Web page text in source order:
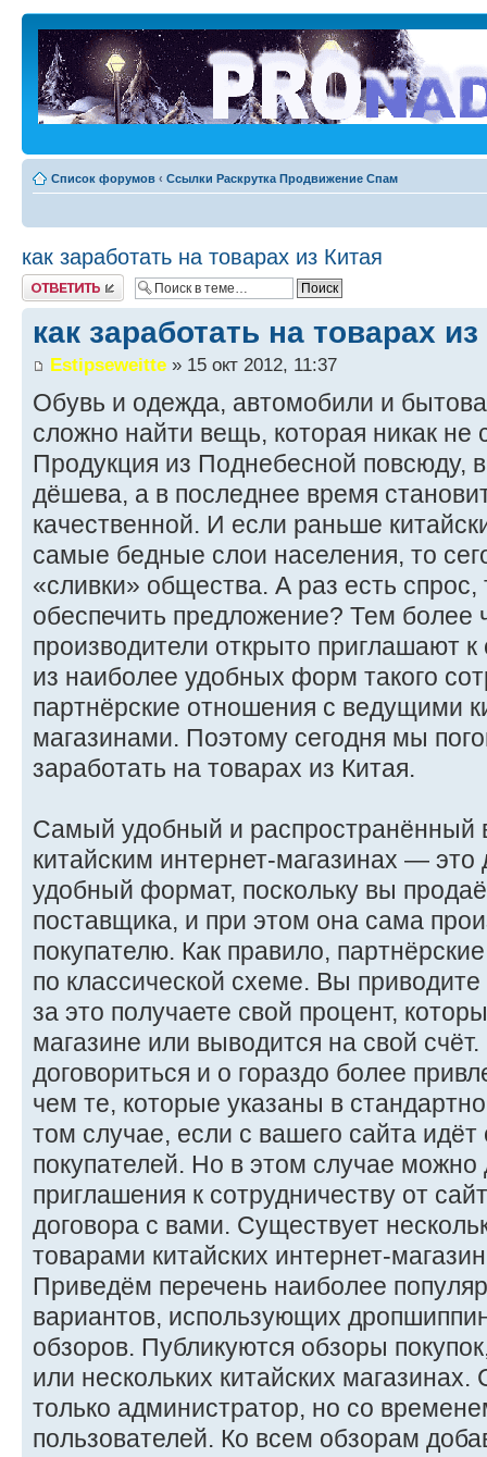
Список форумов ‹ Ссылки Раскрутка Продвижение Спам
как заработать на товарах из Китая
Ответить
как заработать на товарах
Estipseweitte » 15 окт 2012, 11:37
Обувь и одежда, автомобили и
сложно найти вещь, которая никак не
Продукция из Поднебесной повсюду,
дёшева, а в последнее время
качественной. И если раньше
самые бедные слои населения, то
«сливки» общества. А раз есть
обеспечить предложение? Тем более
производители открыто приглашают
из наиболее удобных форм такого
партнёрские отношения с ведущими
магазинами. Поэтому сегодня мы
заработать на товарах из Китая.
Самый удобный и распространённый
китайским интернет-магазинах —
удобный формат, поскольку вы
поставщика, и при этом она сама
покупателю. Как правило,
по классической схеме. Вы
за это получаете свой процент,
магазине или выводится на свой
договориться и о гораздо более
чем те, которые указаны в
том случае, если с вашего сайта
покупателей. Но в этом случае можно
приглашения к сотрудничеству от
договора с вами. Существует
товарами китайских интернет-
Приведём перечень наиболее
вариантов, использующих
обзоров. Публикуются обзоры
или нескольких китайских
только администратор, но со
пользователей. Ко всем обзорам